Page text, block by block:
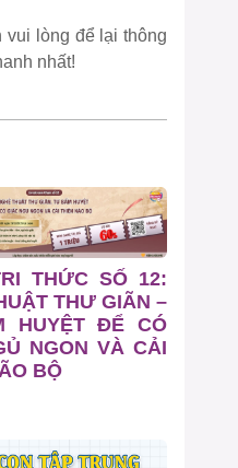
vui lòng để lại thông
nhất!
THỨC SỐ 12:
THƯ GIÃN –
HUYỆT ĐỂ CÓ
NGON VÀ CẢI
BỘ